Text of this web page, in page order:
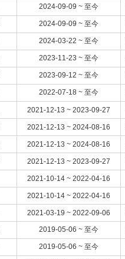
2024-09-09 ~ 至今
2024-09-09 ~ 至今
2024-03-22 ~ 至今
2023-11-23 ~ 至今
2023-09-12 ~ 至今
2022-07-18 ~ 至今
2021-12-13 ~ 2023-09-27
2021-12-13 ~ 2024-08-16
2021-12-13 ~ 2024-08-16
2021-12-13 ~ 2023-09-27
2021-10-14 ~ 2022-04-16
2021-10-14 ~ 2022-04-16
2021-03-19 ~ 2022-09-06
2019-05-06 ~ 至今
2019-05-06 ~ 至今